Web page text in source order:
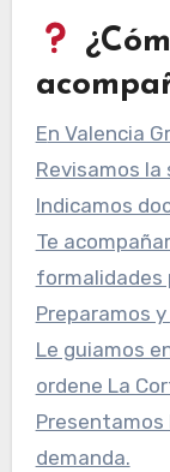
En Valencia
Revisamos
Indicamos
Te
formalidades
Preparamos
Le guiamos
ordene La
demanda.